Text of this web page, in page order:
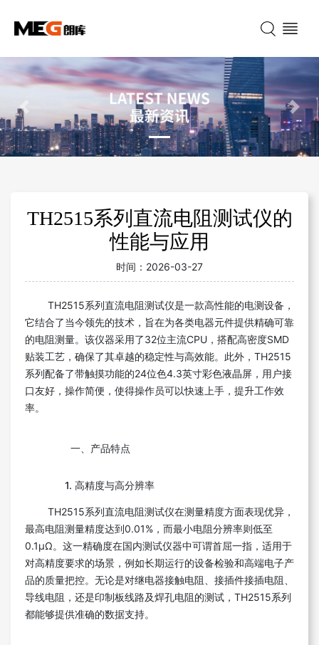
Previous Next
TH2515系列直流电阻测试仪的
性能与应用
时间： 2026-03-27
TH2515系列直流电阻测试仪是一款高性能的电测设备，
它结合了当今领先的技术，旨在为各类电器元件提供精确可靠
的电阻测量。该仪器采用了32位主流CPU，搭配高密度SMD
贴装工艺，确保了其卓越的稳定性与高效能。此外，TH2515
系列配备了带触摸功能的24位色4.3英寸彩色液晶屏，用户接
口友好，操作简便，使得操作员可以快速上手，提升工作效
率。
一、产品特点
1. 高精度与高分辨率
TH2515系列直流电阻测试仪在测量精度方面表现优异，
最高电阻测量精度达到0.01%，而最小电阻分辨率则低至
0.1μΩ。这一精确度在国内测试仪器中可谓首屈一指，适用于
对高精度要求的场景，例如长期运行的设备检验和高端电子产
品的质量把控。无论是对继电器接触电阻、接插件接插电阻、
导线电阻，还是印制板线路及焊孔电阻的测试，TH2515系列
都能够提供准确的数据支持。